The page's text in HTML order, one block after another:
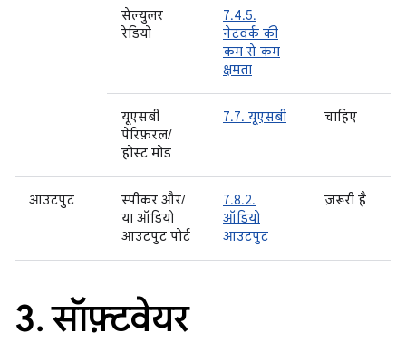
सेल्युलर
रेडियो
7.4.5.
नेटवर्क की
कम से कम
क्षमता
यूएसबी
पेरिफ़रल/
होस्ट मोड
7.7. यूएसबी चाहिए
आउटपुट
स्पीकर और/
या ऑडियो
आउटपुट पोर्ट
7.8.2.
ऑडियो
आउटपुट
ज़रूरी है
3.सॉफ़्टवेयर